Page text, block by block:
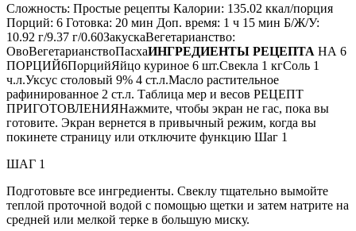
Сложность: Простые рецепты Калории: 135.02 ккал/порция
Порций: 6 Готовка: 20 мин Доп. время: 1 ч 15 мин Б/Ж/У:
10.92 г/9.37 г/0.60ЗакускаВегетарианство:
ОвоВегетарианствоПасхаИНГРЕДИЕНТЫ РЕЦЕПТА НА 6
ПОРЦИЙ6ПорцийЯйцо куриное 6 шт.Свекла 1 кгСоль 1
ч.л.Уксус столовый 9% 4 ст.л.Масло растительное
рафинированное 2 ст.л. Таблица мер и весов РЕЦЕПТ
ПРИГОТОВЛЕНИЯНажмите, чтобы экран не гас, пока вы
готовите. Экран вернется в привычный режим, когда вы
покинете страницу или отключите функцию Шаг 1
ШАГ 1
Подготовьте все ингредиенты. Свеклу тщательно вымойте
теплой проточной водой с помощью щетки и затем натрите на
средней или мелкой терке в большую миску.